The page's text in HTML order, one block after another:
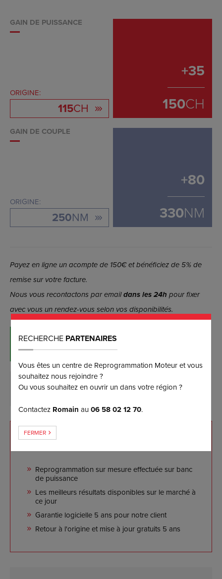
GAIN DE PUISSANCE
ORIGINE:
115CH
+35
150CH
GAIN DE COUPLE
ORIGINE:
250NM
+80
330NM
Payez en ligne un acompte de 150€ et bénéficiez de 5% de
remise sur votre facture.
Nous vous recontactons par emaildans les 24h pour fixer
avec vous un rendez-vous selon vos disponibilités.
RÉSERVER MAINTENANT
(et bénéficiez d’une remise de 5%)
DEMANDER PLUS D’INFORMATIONS
NOS ENGAGEMENTS
Reprogrammation sur mesure effectuée sur banc
de puissance
Les meilleurs résultats disponibles sur le marché à
ce jour
Garantie logicielle 5 ans pour notre client
Retour à l'origine et mise à jour gratuits 5 ans
RECHERCHE PARTENAIRES
Vous êtes un centre de Reprogrammation Moteur et vous
souhaitez nous rejoindre ?
Ou vous souhaitez en ouvrir un dans votre région ?
Contactez Romain au06 58 02 12 70.
FERMER